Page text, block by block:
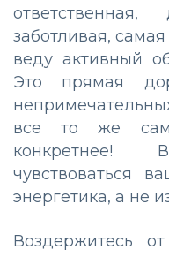
ответственная,
заботливая,
веду активный
Это прямая
все то же
чувствоваться
энергетика, а не
Воздержитесь